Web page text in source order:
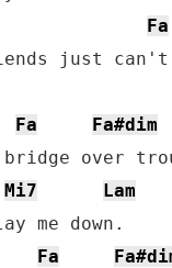
Fa
just can't
Fa Fa#dim
over
Mi7
Lam
Fa